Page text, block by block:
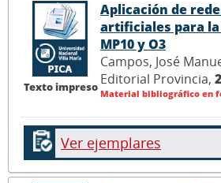
Texto impreso
Aplicación de
artificiales para
MP10 y O3
Campos, José
Editorial Provincia,
Material bibliográfico en
Ver ejemplares